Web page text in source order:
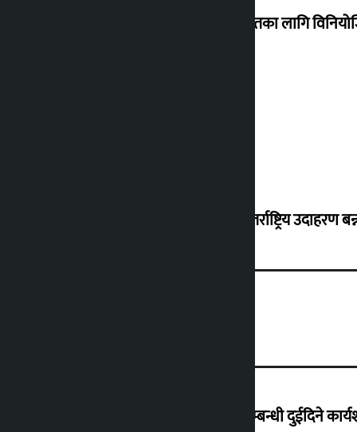
शेखरले अस्वीकार गरे कोइराला निवास मर्मतका लागि
‘करदाता प्रोत्साहन कार्यक्रम सफल भए अन्तर्राष्ट्रिय उदाहरण
हिलसाइड कलेजमा .NET र Umbraco सम्बन्धी दुईदिने